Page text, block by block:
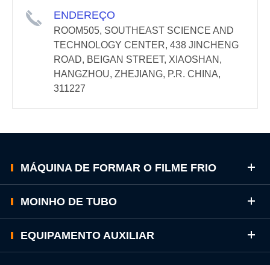
ENDEREÇO
ROOM505, SOUTHEAST SCIENCE AND
TECHNOLOGY CENTER, 438 JINCHENG
ROAD, BEIGAN STREET, XIAOSHAN,
HANGZHOU, ZHEJIANG, P.R. CHINA,
311227
MÁQUINA DE FORMAR O FILME FRIO
MOINHO DE TUBO
EQUIPAMENTO AUXILIAR